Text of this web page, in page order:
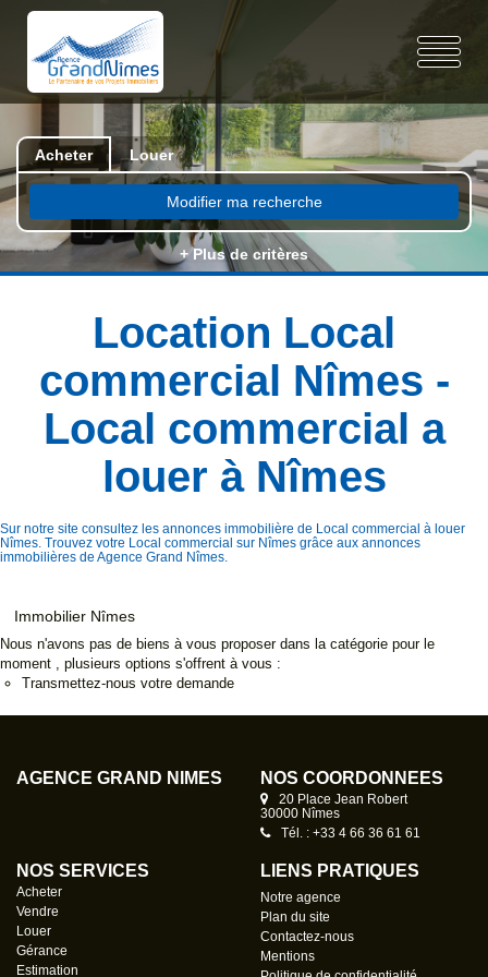
Acheter Louer
Modifier ma recherche
+ Plus de critères
Location Local
commercial Nîmes -
Local commercial a
louer à Nîmes
Sur notre site consultez les annonces immobilière de Local commercial à louer
Nîmes. Trouvez votre Local commercial sur Nîmes grâce aux annonces
immobilières de Agence Grand Nîmes.
Immobilier Nîmes
Nous n'avons pas de biens à vous proposer dans la catégorie pour le
moment , plusieurs options s'offrent à vous :
Transmettez-nous votre demande
AGENCE GRAND NÎMES NOS COORDONNÉES
20 Place Jean Robert
30000 Nîmes
Tél. : +33 4 66 36 61 61
NOS SERVICES
Acheter
Vendre
Louer
Gérance
Estimation
LIENS PRATIQUES
Notre agence
Plan du site
Contactez-nous
Mentions